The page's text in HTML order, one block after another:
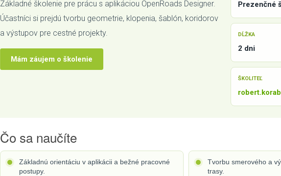
Základné školenie pre prácu s aplikáciou OpenRoads Designer.
Účastníci si prejdú tvorbu geometrie, klopenia, šablón, koridorov
a výstupov pre cestné projekty.
Mám záujem o školenie
Prezenčné
DĹŽKA
2 dni
ŠKOLITEĽ
Čo sa naučíte
Základnú orientáciu v aplikácii a bežné pracovné
postupy.
Tvorbu smerového a
trasy.